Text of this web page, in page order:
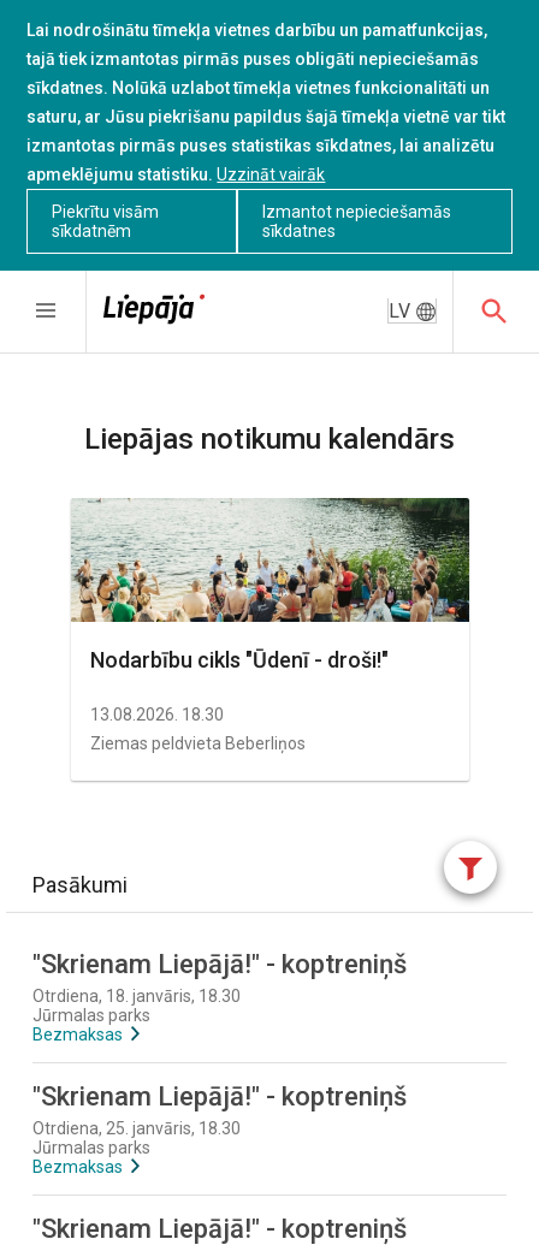
Lai nodrošinātu tīmekļa vietnes darbību un pamatfunkcijas,
tajā tiek izmantotas pirmās puses obligāti nepieciešamās
sīkdatnes. Nolūkā uzlabot tīmekļa vietnes funkcionalitāti un
saturu, ar Jūsu piekrišanu papildus šajā tīmekļa vietnē var tikt
izmantotas pirmās puses statistikas sīkdatnes, lai analizētu
apmeklējumu statistiku. Uzzināt vairāk
Piekrītu visām
sīkdatnēm
Izmantot nepieciešamās
sīkdatnes
LV
Liepājas notikumu kalendārs
Nodarbību cikls "Ūdenī - droši!"
13.08.2026. 18.30
Ziemas peldvieta Beberliņos
Pasākumi
"Skrienam Liepājā!" - koptreniņš
Otrdiena, 18. janvāris, 18.30
Jūrmalas parks
Bezmaksas
"Skrienam Liepājā!" - koptreniņš
Otrdiena, 25. janvāris, 18.30
Jūrmalas parks
Bezmaksas
"Skrienam Liepājā!" - koptreniņš